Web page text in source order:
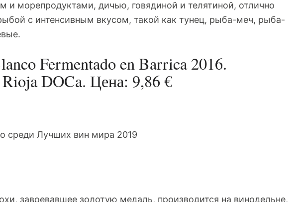
и морепродуктами, дичью, говядиной и телятиной, отлично
с интенсивным вкусом, такой как тунец, рыба-меч, рыба-
Fermentado en Barrica 2016.
DOCa. Цена: 9,86 €
завоевавшее золотую медаль, производится на винодельне,